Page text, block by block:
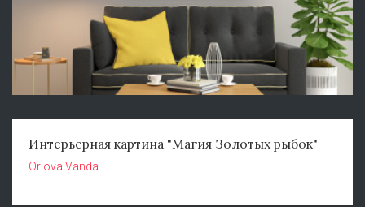
Интерьерная картина "Магия Золотых рыбок"
Orlova Vanda